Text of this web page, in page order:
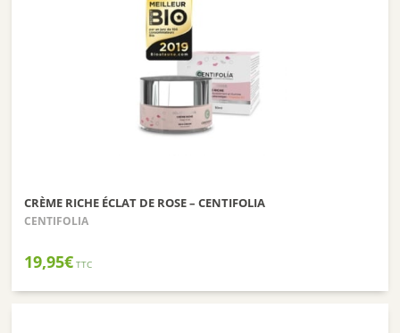
CRÈME RICHE ÉCLAT DE ROSE – CENTIFOLIA
CENTIFOLIA
19,95€ TTC